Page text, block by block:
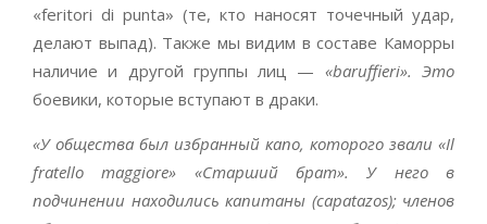
«feritori di punta» (те, кто наносят точечный удар,
делают выпад). Также мы видим в составе Каморры
наличие и другой группы лиц — «baruffieri». Это
боевики, которые вступают в драки.
«У общества был избранный капо, которого звали «Il
fratello maggiore» «Старший брат». У него в
подчинении находились капитаны (capatazos); членов